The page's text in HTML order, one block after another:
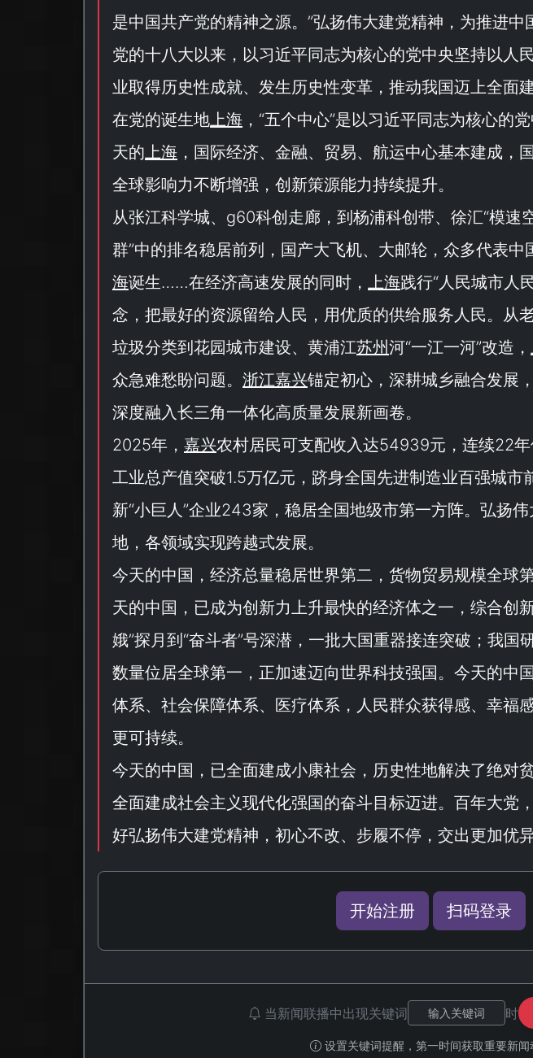
是中国共产党的精神之源。 ”弘扬伟大建党精神，为推进中
党的十八大以来，以习近平同志为核心的党中央坚持以人
业取得历史性成就、发生历史性变革，推动我国迈上全面
在党的诞生地上海 ，“五个中心”是以习近平同志为核心的
天的上海 ，国际经济、金融、贸易、航运中心基本建成，
全球影响力不断增强，创新策源能力持续提升。
从张江科学城、g60科创走廊，到杨浦科创带、徐汇“模速
群”中的排名稳居前列，国产大飞机、大邮轮，众多代表中
海诞生……在经济高速发展的同时， 上海践行“人民城市人
念，把最好的资源留给人民，用优质的供给服务人民。从
垃圾分类到花园城市建设、黄浦江苏州河“一江一河”改造，
众急难愁盼问题。 浙江嘉兴锚定初心，深耕城乡融合发展
深度融入长三角一体化高质量发展新画卷。
2025年， 嘉兴农村居民可支配收入达54939元，连续22年
工业总产值突破1.5万亿元，跻身全国先进制造业百强城
新“小巨人”企业243家，稳居全国地级市第一方阵。弘扬
地，各领域实现跨越式发展。
今天的中国，经济总量稳居世界第二，货物贸易规模全球
天的中国，已成为创新力上升最快的经济体之一，综合创
娥”探月到“奋斗者”号深潜，一批大国重器接连突破；我国
数量位居全球第一，正加速迈向世界科技强国。今天的中
体系、社会保障体系、医疗体系，人民群众获得感、幸福
更可持续。
今天的中国，已全面建成小康社会，历史性地解决了绝对
全面建成社会主义现代化强国的奋斗目标迈进。百年大党
好弘扬伟大建党精神，初心不改、步履不停，交出更加优
开始注册 扫码登录
当新闻联播中出现关键词 时
设置关键词提醒，第一时间获取重要新闻